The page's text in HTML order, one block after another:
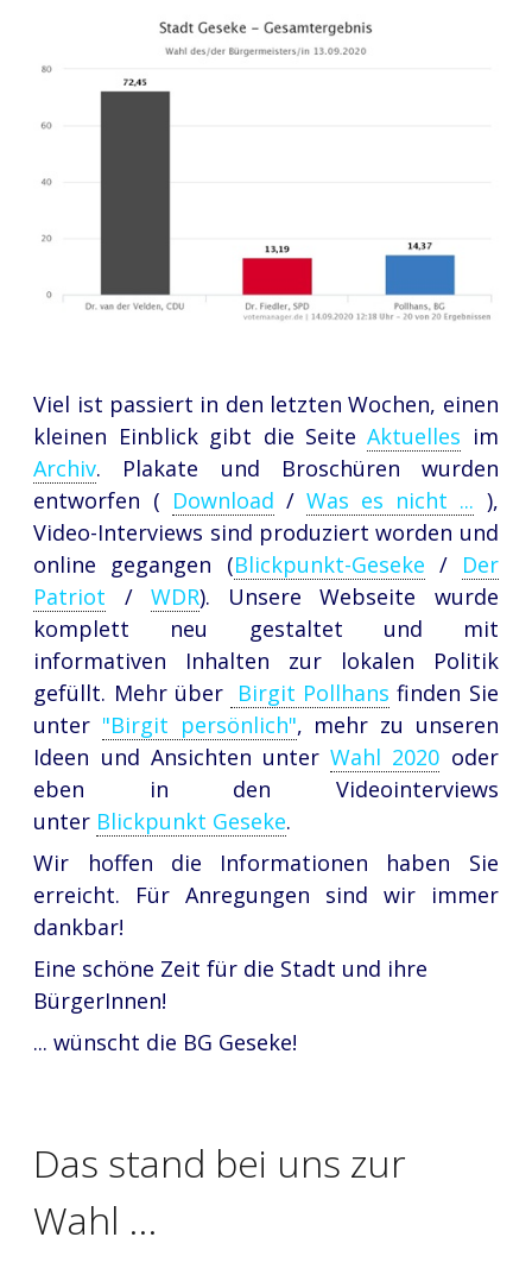
Viel ist passiert in den letzten Wochen, einen
kleinen Einblick gibt die SeiteAktuelles im
Archiv. Plakate und Broschüren wurden
entworfen ( Download / Was es nicht ... ),
Video-Interviews sind produziert worden und
online gegangen (Blickpunkt-Geseke / Der
Patriot / WDR). Unsere Webseite wurde
komplett neu gestaltet und mit
informativen Inhalten zur lokalen Politik
gefüllt. Mehr über Birgit Pollhans finden Sie
unter "Birgit persönlich", mehr zu unseren
Ideen und Ansichten unterWahl 2020 oder
eben in den Videointerviews
unter Blickpunkt Geseke.
Wir hoffen die Informationen haben Sie
erreicht. Für Anregungen sind wir immer
dankbar!
Eine schöne Zeit für die Stadt und ihre
BürgerInnen!
... wünscht die BG Geseke!
Das stand bei uns zur
Wahl ...